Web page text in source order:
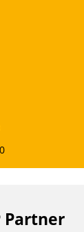
Partner